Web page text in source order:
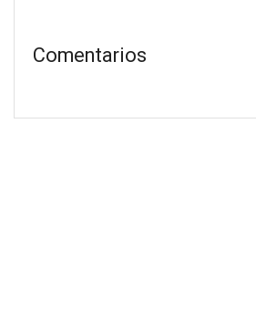
Comentarios